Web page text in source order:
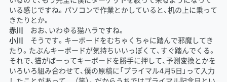
いる感じですね。パソコンで作業とかしていると、机の上に乗って
きたりとか。
赤川 おお、いわゆる猫ハラですね。
小川 そうです。キーボードをむちゃくちゃに踏んで邪魔してき
たり。たぶんキーボードが気持ちいいっぽくて、すぐ踏んでくる。
それで、猫がばーってキーボードを勝手に押して、予測変換とかを
いろいろ組み合わせて、僕の原稿に「プライマル4月5日」って入力